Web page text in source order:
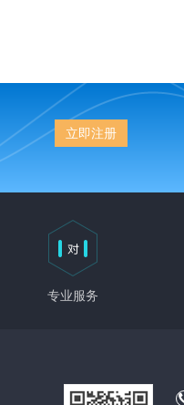
立即注册
专业服务